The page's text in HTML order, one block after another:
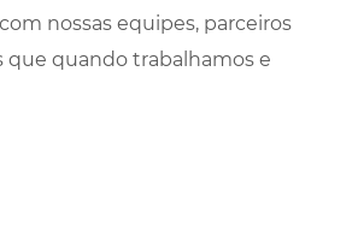
nossas equipes, parceiros
quando trabalhamos e